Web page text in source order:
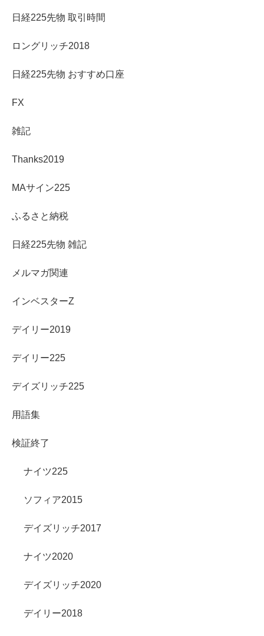
日経225先物 取引時間
ロングリッチ2018
日経225先物 おすすめ口座
FX
雑記
Thanks2019
MAサイン225
ふるさと納税
日経225先物 雑記
メルマガ関連
インベスターZ
デイリー2019
デイリー225
デイズリッチ225
用語集
検証終了
ナイツ225
ソフィア2015
デイズリッチ2017
ナイツ2020
デイズリッチ2020
デイリー2018